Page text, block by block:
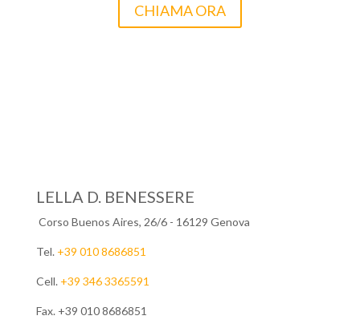
CHIAMA ORA
LELLA D. BENESSERE
Corso Buenos Aires, 26/6 - 16129 Genova
Tel. +39 010 8686851
Cell. +39 346 3365591
Fax. +39 010 8686851